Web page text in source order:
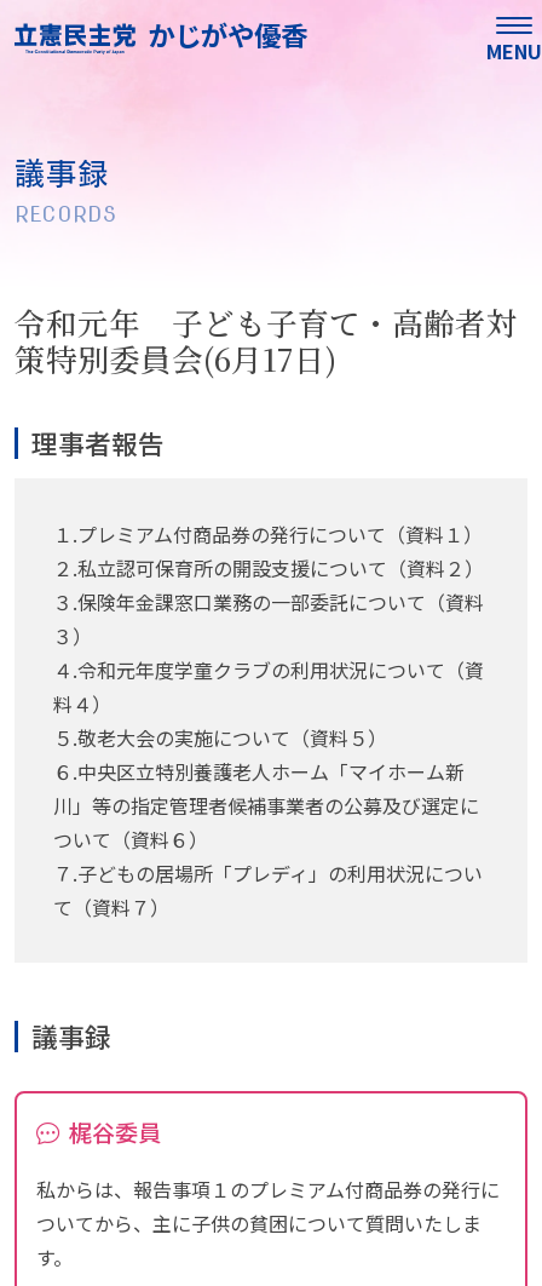
かじがや優香 MENU
議事録
RECORDS
令和元年 子ども子育て・高齢者対
策特別委員会(6月17日)
理事者報告
１.プレミアム付商品券の発行について（資料１）
２.私立認可保育所の開設支援について（資料２）
３.保険年金課窓口業務の一部委託について（資料
３）
４.令和元年度学童クラブの利用状況について（資
料４）
５.敬老大会の実施について（資料５）
６.中央区立特別養護老人ホーム「マイホーム新
川」等の指定管理者候補事業者の公募及び選定に
ついて（資料６）
７.子どもの居場所「プレディ」の利用状況につい
て（資料７）
議事録
梶谷委員
私からは、報告事項１のプレミアム付商品券の発行に
ついてから、主に子供の貧困について質問いたしま
す。